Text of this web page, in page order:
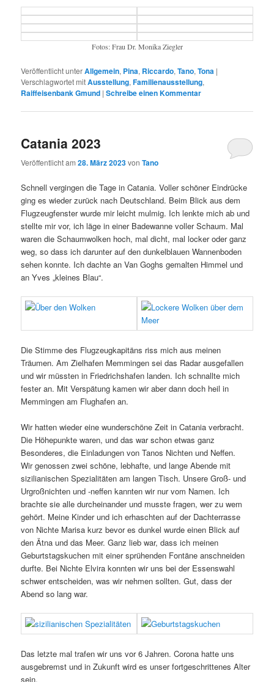
Fotos: Frau Dr. Monika Ziegler
Veröffentlicht unterAllgemein, Pina, Riccardo,Tano,Tona |
Verschlagwortet mitAusstellung,Familienausstellung,
Raiffeisenbank Gmund |Schreibe einen Kommentar
Catania 2023
Veröffentlicht am28. März 2023vonTano
Schnell vergingen die Tage in Catania. Voller schöner Eindrücke
ging es wieder zurück nach Deutschland. Beim Blick aus dem
Flugzeugfenster wurde mir leicht mulmig. Ich lenkte mich ab und
stellte mir vor, ich läge in einer Badewanne voller Schaum. Mal
waren die Schaumwolken hoch, mal dicht, mal locker oder ganz
weg, so dass ich darunter auf den dunkelblauen Wannenboden
sehen konnte. Ich dachte an Van Goghs gemalten Himmel und
an Yves „kleines Blau“.
Die Stimme des Flugzeugkapitäns riss mich aus meinen
Träumen. Am Zielhafen Memmingen sei das Radar ausgefallen
und wir müssten in Friedrichshafen landen. Ich schnallte mich
fester an. Mit Verspätung kamen wir aber dann doch heil in
Memmingen am Flughafen an.
Wir hatten wieder eine wunderschöne Zeit in Catania verbracht.
Die Höhepunkte waren, und das war schon etwas ganz
Besonderes, die Einladungen von Tanos Nichten und Neffen.
Wir genossen zwei schöne, lebhafte, und lange Abende mit
sizilianischen Spezialitäten am langen Tisch. Unsere Groß- und
Urgroßnichten und -neffen kannten wir nur vom Namen. Ich
brachte sie alle durcheinander und musste fragen, wer zu wem
gehört. Meine Kinder und ich erhaschten auf der Dachterrasse
von Nichte Marisa kurz bevor es dunkel wurde einen Blick auf
den Ätna und das Meer. Ganz lieb war, dass ich meinen
Geburtstagskuchen mit einer sprühenden Fontäne anschneiden
durfte. Bei Nichte Elvira konnten wir uns bei der Essenswahl
schwer entscheiden, was wir nehmen sollten. Gut, dass der
Abend so lang war.
Das letzte mal trafen wir uns vor 6 Jahren. Corona hatte uns
ausgebremst und in Zukunft wird es unser fortgeschrittenes Alter
sein.